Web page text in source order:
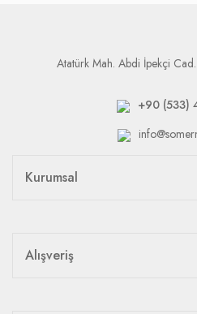
Atatürk Mah. Abdi İpekçi
+90 (533)
Kurumsal
Alışveriş